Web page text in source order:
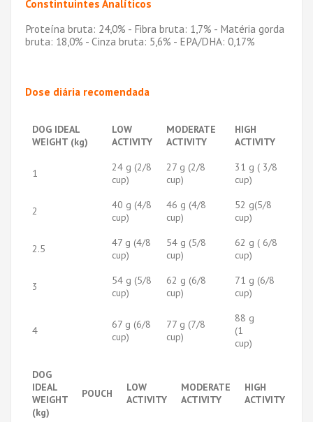
Constintuintes Analíticos
Proteína bruta: 24,0% - Fibra bruta: 1,7% - Matéria gorda
bruta: 18,0% - Cinza bruta: 5,6% - EPA/DHA: 0,17%
Dose diária recomendada
DOG IDEAL
WEIGHT (kg)
LOW
ACTIVITY
MODERATE
ACTIVITY
HIGH
ACTIVITY
1
24 g (2/8
cup)
27 g (2/8
cup)
31 g ( 3/8
cup)
2
40 g (4/8
cup)
46 g (4/8
cup)
52 g(5/8
cup)
2.5
47 g (4/8
cup)
54 g (5/8
cup)
62 g ( 6/8
cup)
3
54 g (5/8
cup)
62 g (6/8
cup)
71 g (6/8
cup)
4
67 g (6/8
cup)
77 g (7/8
cup)
88 g
(1
cup)
DOG
IDEAL
WEIGHT
(kg)
POUCH
LOW
ACTIVITY
MODERATE
ACTIVITY
HIGH
ACTIVITY